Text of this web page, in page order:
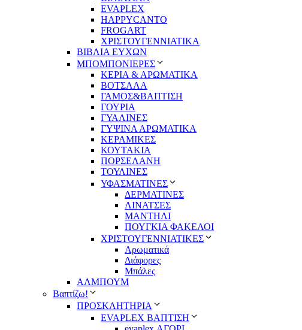
EVAPLEX
HAPPYCANTO
FROGART
ΧΡΙΣΤΟΥΓΕΝΝΙΑΤΙΚΑ
ΒΙΒΛΙΑ ΕΥΧΩΝ
ΜΠΟΜΠΟΝΙΕΡΕΣ
ΚΕΡΙΑ & ΑΡΩΜΑΤΙΚΑ
ΒΟΤΣΑΛΑ
ΓΑΜΟΣ&ΒΑΠΤΙΣΗ
ΓΟΥΡΙΑ
ΓΥΑΛΙΝΕΣ
ΓΥΨΙΝΑ ΑΡΩΜΑΤΙΚΑ
ΚΕΡΑΜΙΚΕΣ
ΚΟΥΤΑΚΙΑ
ΠΟΡΣΕΛΑΝΗ
ΤΟΥΛΙΝΕΣ
ΥΦΑΣΜΑΤΙΝΕΣ
ΔΕΡΜΑΤΙΝΕΣ
ΛΙΝΑΤΣΕΣ
ΜΑΝΤΗΛΙ
ΠΟΥΓΚΙΑ ΦΑΚΕΛΟΙ
ΧΡΙΣΤΟΥΓΕΝΝΙΑΤΙΚΕΣ
Αρωματικά
Διάφορες
Μπάλες
ΑΛΜΠΟΥΜ
Βαπτίζω!
ΠΡΟΣΚΛΗΤΗΡΙΑ
EVAPLEX ΒΑΠΤΙΣΗ